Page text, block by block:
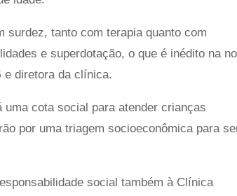
surdez, tanto com terapia quanto com
e superdotação, o que é inédito na
e diretora da clínica.
cota social para atender crianças
por uma triagem socioeconômica para
social também à Clínica